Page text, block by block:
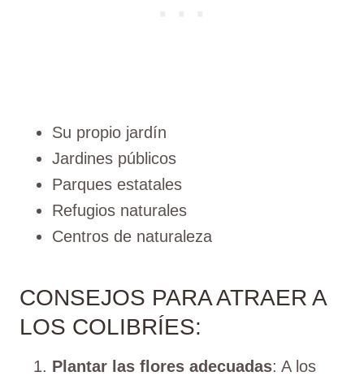
Su propio jardín
Jardines públicos
Parques estatales
Refugios naturales
Centros de naturaleza
CONSEJOS PARA ATRAER A
LOS COLIBRÍES:
Plantar las flores adecuadas: A los